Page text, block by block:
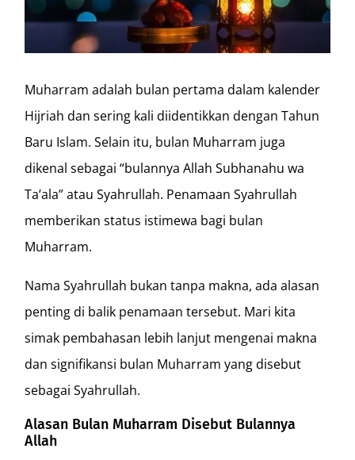
Muharram adalah bulan pertama dalam kalender
Hijriah dan sering kali diidentikkan dengan Tahun
Baru Islam. Selain itu, bulan Muharram juga
dikenal sebagai “bulannya Allah Subhanahu wa
Ta’ala” atau Syahrullah. Penamaan Syahrullah
memberikan status istimewa bagi bulan
Muharram.
Nama Syahrullah bukan tanpa makna, ada alasan
penting di balik penamaan tersebut. Mari kita
simak pembahasan lebih lanjut mengenai makna
dan signifikansi bulan Muharram yang disebut
sebagai Syahrullah.
Alasan Bulan Muharram Disebut Bulannya
Allah